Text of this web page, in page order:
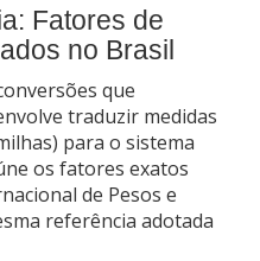
Fatores de
no Brasil
que
traduzir medidas
para o sistema
os fatores exatos
de Pesos e
referência adotada